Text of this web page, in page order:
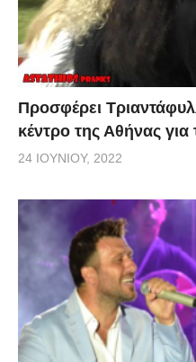
Προσφέρει
κέντρο της Αθήνας για
24 ΙΟΥΝΊΟΥ, 2022